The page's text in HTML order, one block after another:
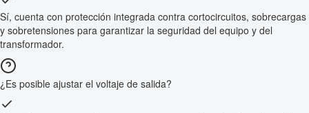
Sí, cuenta con protección integrada contra cortocircuitos, sobrecargas
y sobretensiones para garantizar la seguridad del equipo y del
transformador.
¿Es posible ajustar el voltaje de salida?